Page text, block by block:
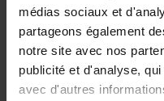
médias sociaux et
partageons également
notre site avec nos
publicité et d'analyse,
avec d'autres
Altro Whiterock™ FR